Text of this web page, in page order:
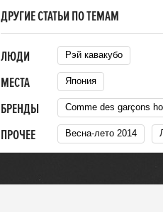
ДРУГИЕ СТАТЬИ ПО ТЕМАМ
ЛЮДИ рэй кавакубо
МЕСТА Япония
БРЕНДЫ Comme des garçons
ПРОЧЕЕ Весна-лето 2014